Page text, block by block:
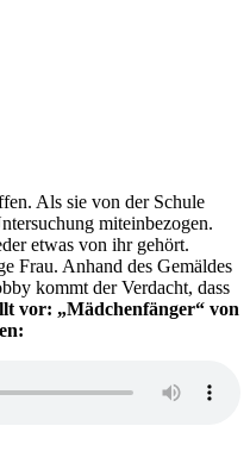
Als sie von der Schule
miteinbezogen.
etwas von ihr gehört.
Frau. Anhand des Gemäldes
kommt der Verdacht, dass
vor: „Mädchenfänger“ von